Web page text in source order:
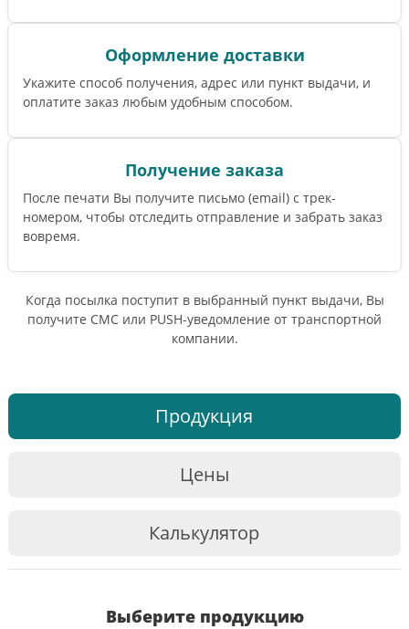
Оформление доставки
Укажите способ получения, адрес или пункт выдачи, и
оплатите заказ любым удобным способом.
Получение заказа
После печати Вы получите письмо (email) c трек-
номером, чтобы отследить отправление и забрать заказ
вовремя.
Когда посылка поступит в выбранный пункт выдачи, Вы
получите СМС или PUSH-уведомление от транспортной
компании.
Продукция
Цены
Калькулятор
Выберите продукцию